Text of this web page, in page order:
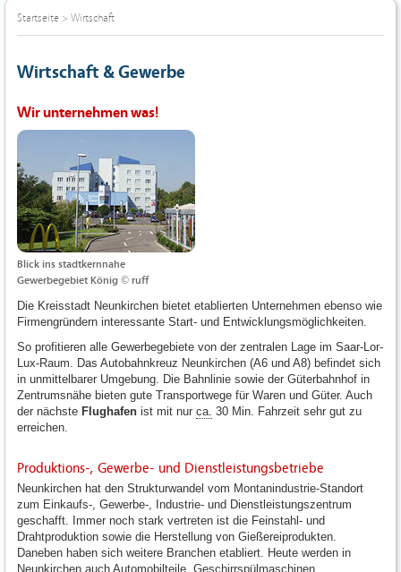
Startseite > Wirtschaft
Wirtschaft & Gewerbe
Wir unternehmen was!
Blick ins stadtkernnahe
Gewerbegebiet König © ruff
Die Kreisstadt Neunkirchen bietet etablierten Unternehmen ebenso wie
Firmengründern interessante Start- und Entwicklungsmöglichkeiten.
So profitieren alle Gewerbegebiete von der zentralen Lage im Saar-Lor-
Lux-Raum. Das Autobahnkreuz Neunkirchen (A6 und A8) befindet sich
in unmittelbarer Umgebung. Die Bahnlinie sowie der Güterbahnhof in
Zentrumsnähe bieten gute Transportwege für Waren und Güter. Auch
der nächste Flughafen ist mit nur ca. 30 Min. Fahrzeit sehr gut zu
erreichen.
Produktions-, Gewerbe- und Dienstleistungsbetriebe
Neunkirchen hat den Strukturwandel vom Montanindustrie-Standort
zum Einkaufs-, Gewerbe-, Industrie- und Dienstleistungszentrum
geschafft. Immer noch stark vertreten ist die Feinstahl- und
Drahtproduktion sowie die Herstellung von Gießereiprodukten.
Daneben haben sich weitere Branchen etabliert. Heute werden in
Neunkirchen auch Automobilteile, Geschirrspülmaschinen,